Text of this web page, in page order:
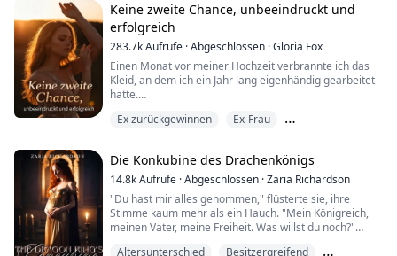
Doch an einem schicksalhaften Tag erschien der König
der Unterwelt vor mir und rettete mich aus den Fängen
des Sohnes des mächtigsten Mafiabosses. Mit seinen
tiefblauen Augen, die sich in meine bohrten, sprach er
leise: "Sephie... kurz für Persephone... Königin der
Unterwelt. Endlich habe ich dich gefunden." Verwirrt
von seinen Worten stammelte ich eine Frage heraus:
Sicherheit."
Sephie, benannt nach der Königin der Unterwelt,
Persephone, findet schnell heraus, wie sie dazu
bestimmt ist, die Rolle ihres Namensgebers zu erfüllen.
Adrik ist der König der Unterwelt, der Boss aller Bosse
Keine zweite Chance, unbeeindruckt und
erfolgreich
283.7kAufrufe ·Abgeschlossen ·Gloria Fox
Einen Monat vor meiner Hochzeit verbrannte ich das
Kleid, an dem ich ein Jahr lang eigenhändig gearbeitet
hatte.
Mein Verlobter stand dort, hielt seine schwangere
Ich drehte mich auf dem Absatz um und klopfte an die
Tür des reichsten Mannes der Stadt. „Herr Locke,
hätten Sie Interesse an einer ehelichen Allianz? Ich
biete Ihnen eine Beteiligung von hundert Milliarden
Dollar – plus ein zukünftiges Geschäftsimperium, völlig
kostenlos.“
Ex zurückgewinnen
Ex-Frau
Die Konkubine des Drachenkönigs
14.8kAufrufe ·Abgeschlossen ·Zaria Richardson
"Du hast mir alles genommen," flüsterte sie, ihre
Stimme kaum mehr als ein Hauch. "Mein Königreich,
meinen Vater, meine Freiheit. Was willst du noch?"
Altersunterschied
Besitzergreifend